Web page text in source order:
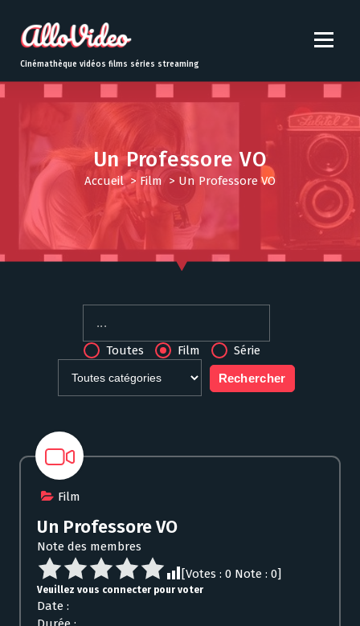
t
o
Cinémathèque vidéos films séries streaming
Un Professore VO
Accueil> Film> Un Professore VO
Toutes Film Série
Film
Un Professore VO
Note des membres
[Votes : 0 Note : 0]
Veuillez vous connecter pour voter
Date :